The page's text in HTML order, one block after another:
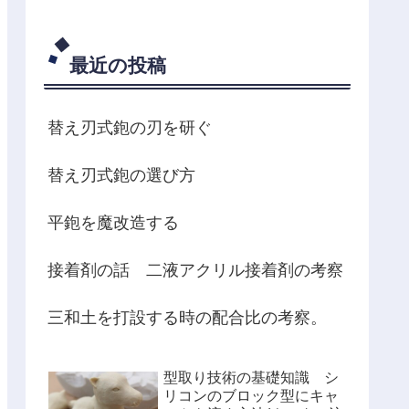
最近の投稿
替え刃式鉋の刃を研ぐ
替え刃式鉋の選び方
平鉋を魔改造する
接着剤の話 二液アクリル接着剤の考察
三和土を打設する時の配合比の考察。
型取り技術の基礎知識 シ
リコンのブロック型にキャ